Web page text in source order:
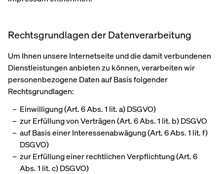
Rechtsgrundlagen der Datenverarbeitung
Um Ihnen unsere Internetseite und die damit verbundenen
Dienstleistungen anbieten zu können, verarbeiten wir
personenbezogene Daten auf Basis folgender
Rechtsgrundlagen:
Einwilligung (Art. 6 Abs. 1 lit. a) DSGVO)
zur Erfüllung von Verträgen (Art. 6 Abs. 1 lit. b) DSGVO
auf Basis einer Interessenabwägung (Art. 6 Abs. 1 lit. f)
DSGVO)
zur Erfüllung einer rechtlichen Verpflichtung (Art. 6
Abs. 1 lit. c) DSGVO)